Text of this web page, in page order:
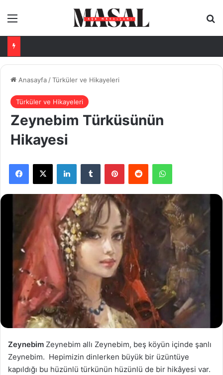
Menü
Anasayfa /Türküler ve Hikayeleri
Türküler ve Hikayeleri
Zeynebim Türküsünün
Hikayesi
Facebook
X LinkedInTumblr PinterestReddit WhatsApp
Zeynebim Zeynebim allı Zeynebim, beş köyün içinde şanlı
Zeynebim. Hepimizin dinlerken büyük bir üzüntüye
kapıldığı bu hüzünlü türkünün hüzünlü de bir hikâyesi var.